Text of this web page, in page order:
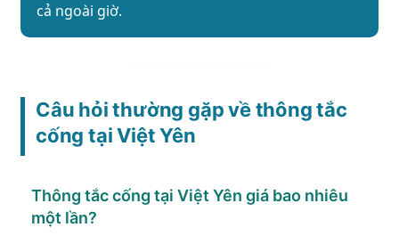
cả ngoài giờ.
Câu hỏi thường gặp về thông tắc
cống tại Việt Yên
Thông tắc cống tại Việt Yên giá bao nhiêu
một lần?